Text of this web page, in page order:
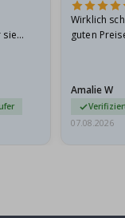
sie
Wirklich
guten
Amalie W
07.08.2026